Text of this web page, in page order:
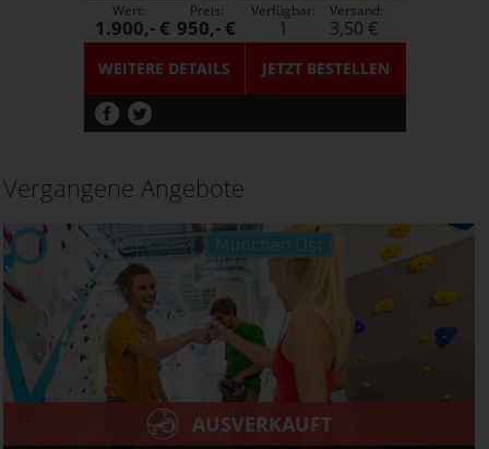
WEITERE DETAILS JETZTBESTELLEN
Wert:
1.900,- €
Preis:
950,- €
Verfügbar:
1
Versand:
3,50 €
Vergangene Angebote
AUSVERKAUFT